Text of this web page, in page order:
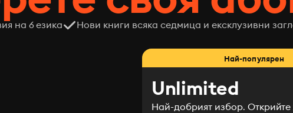
на 6 езика Нови книги всяка седмица и ексклузивни
Най-популярен
Unlimited
Най-добрият избор. Открийте